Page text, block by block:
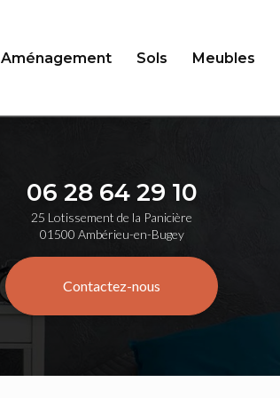
Aménagement Sols Meubles
06 28 64 29 10
25 Lotissement de la Panicière
01500 Ambérieu-en-Bugey
Contactez-nous